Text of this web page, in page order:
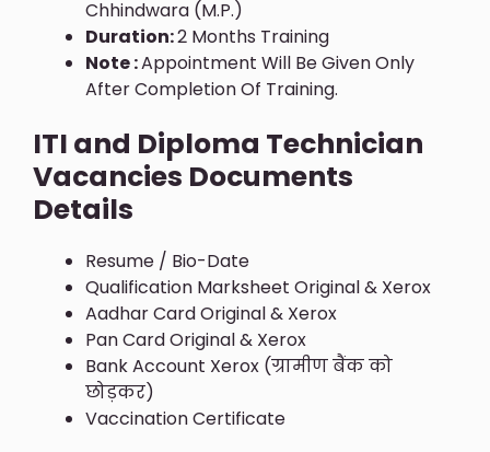
Chhindwara (M.P.)
Duration:2 Months Training
Note :Appointment Will Be Given Only
After Completion Of Training.
ITI and Diploma Technician
Vacancies Documents
Details
Resume / Bio-Date
Qualification Marksheet Original & Xerox
Aadhar Card Original & Xerox
Pan Card Original & Xerox
Bank Account Xerox (ग्रामीण बैंक को
छोड़कर)
Vaccination Certificate